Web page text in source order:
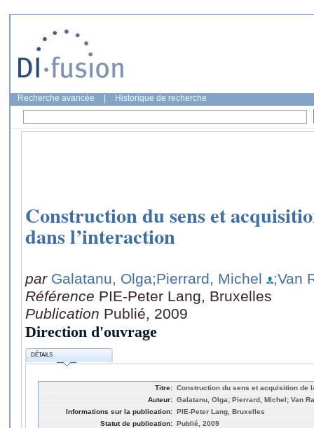
Recherche avancée Historique de recherche
Construction du sens et
dans l’interaction
par Galatanu, Olga;Pierrard, Michel
;Van
Référence PIE-Peter Lang, Bruxelles
Publication Publié, 2009
Direction d'ouvrage
DÉTAILS
Titre: Construction du sens et acquisition de
Auteur: Galatanu, Olga; Pierrard, Michel; Van
Informations sur la publication: PIE-Peter Lang, Bruxelles
Statut de publication: Publié, 2009